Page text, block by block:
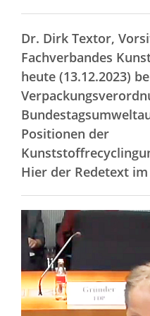
Dr. Dirk Textor,
Fachverbandes
heute (13.12.2023)
Positionen der
Hier der Redetext